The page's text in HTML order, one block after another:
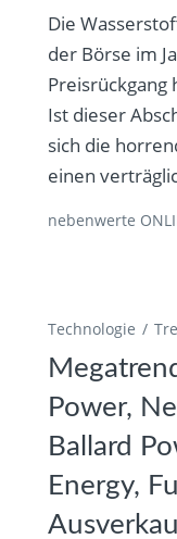
Die
der Börse im
Preisrückgang
Ist dieser
sich die
einen
nebenwerte
Technologie
Power,
Ballard
Energy,